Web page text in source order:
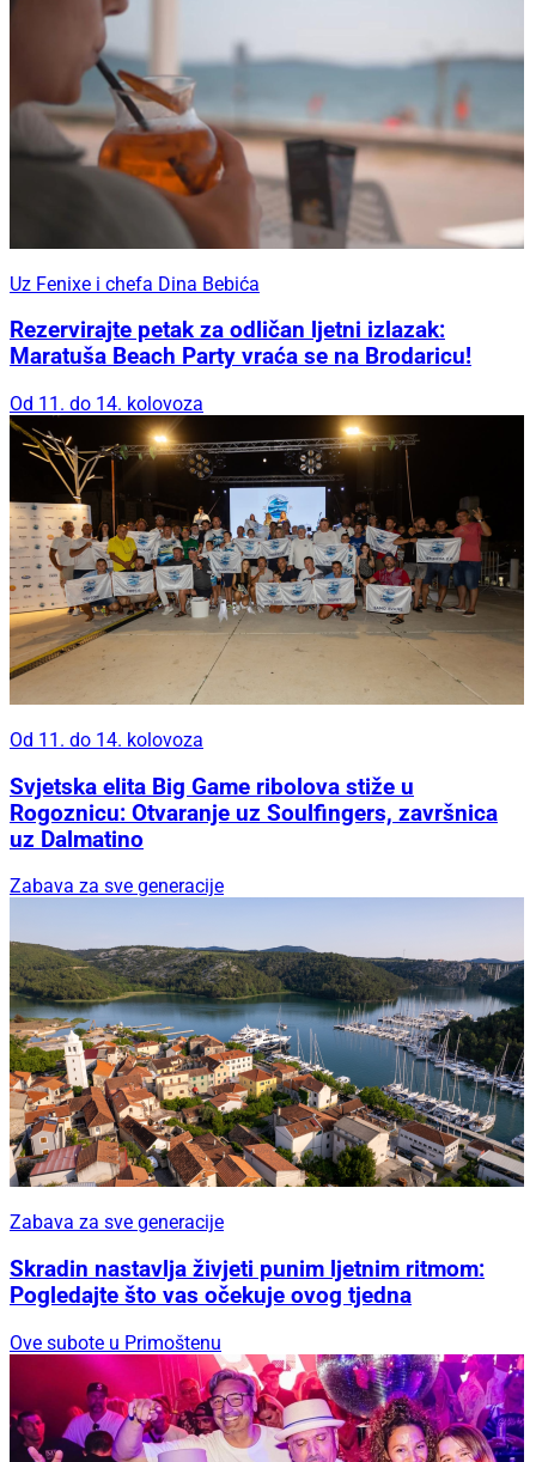
Uz Fenixe i chefa Dina Bebića
Rezervirajte petak za odličan ljetni izlazak:
Maratuša Beach Party vraća se na Brodaricu!
Od 11. do 14. kolovoza
Od 11. do 14. kolovoza
Svjetska elita Big Game ribolova stiže u
Rogoznicu: Otvaranje uz Soulfingers, završnica
uz Dalmatino
Zabava za sve generacije
Zabava za sve generacije
Skradin nastavlja živjeti punim ljetnim ritmom:
Pogledajte što vas očekuje ovog tjedna
Ove subote u Primoštenu